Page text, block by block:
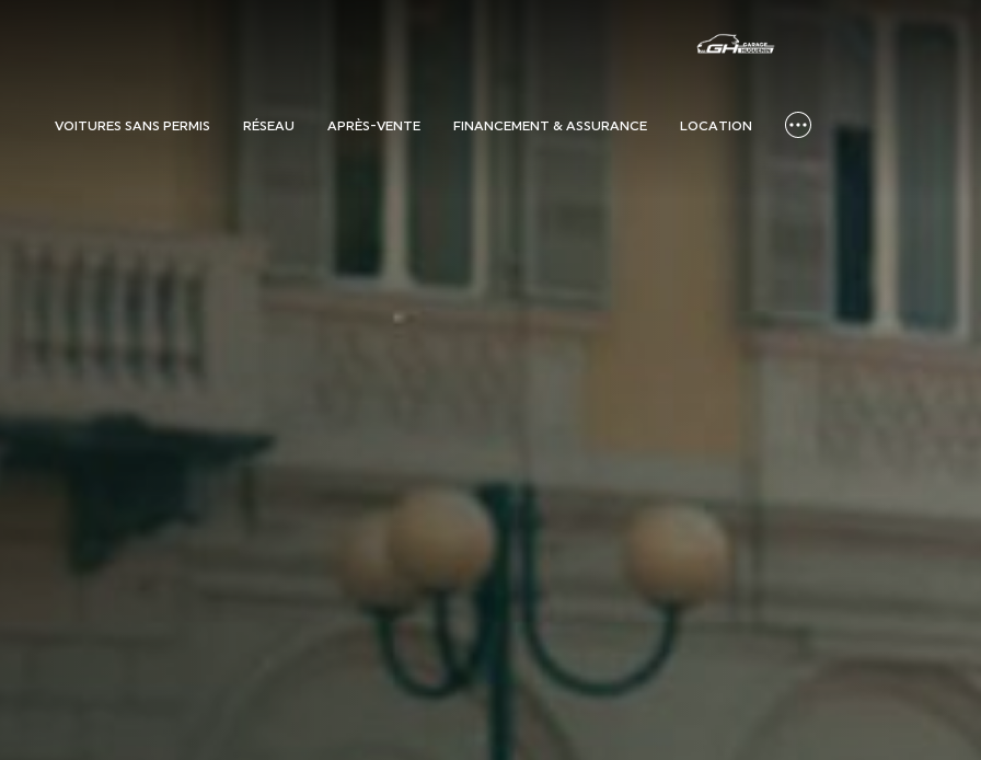
VOITURES SANS PERMIS RÉSEAU APRÈS-VENTE FINANCEMENT & ASSURANCE LOCATION